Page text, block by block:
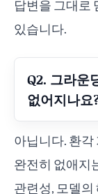
답변을 그대로
있습니다.
Q2. 그라운
없어지나요
아닙니다. 환
완전히 없애지
관련성, 모델의